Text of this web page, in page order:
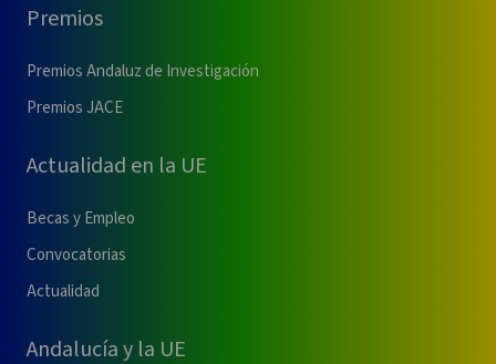
Premios
Premios Andaluz de Investigación
Premios JACE
Actualidad en la UE
Becas y Empleo
Convocatorias
Actualidad
Andalucía y la UE